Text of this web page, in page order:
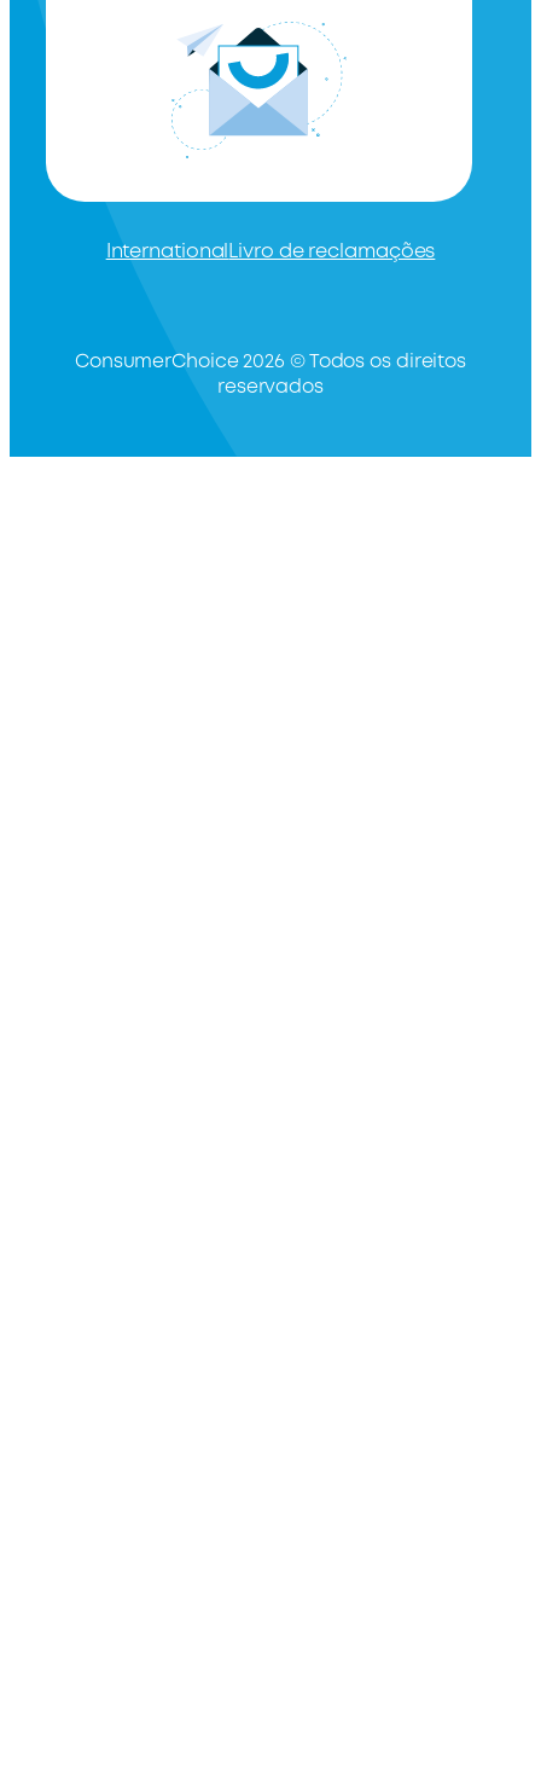
International Livro de reclamações
ConsumerChoice 2026 © Todos os direitos
reservados